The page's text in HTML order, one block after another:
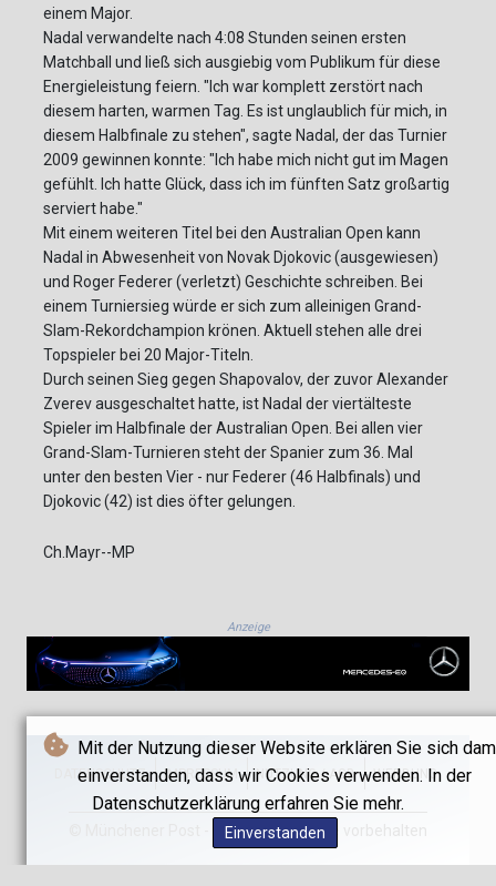
Mit der Nutzung dieser Website erklären Sie sich
einverstanden, dass wir Cookies verwenden. In der
Datenschutzerklärung erfahren Sie mehr.
Einverstanden
einem Major.
Nadal verwandelte nach 4:08 Stunden seinen ersten
Matchball und ließ sich ausgiebig vom Publikum für diese
Energieleistung feiern. "Ich war komplett zerstört nach
diesem harten, warmen Tag. Es ist unglaublich für mich, in
diesem Halbfinale zu stehen", sagte Nadal, der das Turnier
2009 gewinnen konnte: "Ich habe mich nicht gut im Magen
gefühlt. Ich hatte Glück, dass ich im fünften Satz großartig
serviert habe."
Mit einem weiteren Titel bei den Australian Open kann
Nadal in Abwesenheit von Novak Djokovic (ausgewiesen)
und Roger Federer (verletzt) Geschichte schreiben. Bei
einem Turniersieg würde er sich zum alleinigen Grand-
Slam-Rekordchampion krönen. Aktuell stehen alle drei
Topspieler bei 20 Major-Titeln.
Durch seinen Sieg gegen Shapovalov, der zuvor Alexander
Zverev ausgeschaltet hatte, ist Nadal der viertälteste
Spieler im Halbfinale der Australian Open. Bei allen vier
Grand-Slam-Turnieren steht der Spanier zum 36. Mal
unter den besten Vier - nur Federer (46 Halbfinals) und
Djokovic (42) ist dies öfter gelungen.
Ch.Mayr--MP
Anzeige
DATENSCHUTZ IMPRESSUM NUTZUNG / AGB WERBUNG
© Münchener Post - 2026 - Alle Rechte vorbehalten